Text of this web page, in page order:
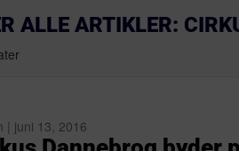
ALLE ARTIKLER:
| juni 13, 2016